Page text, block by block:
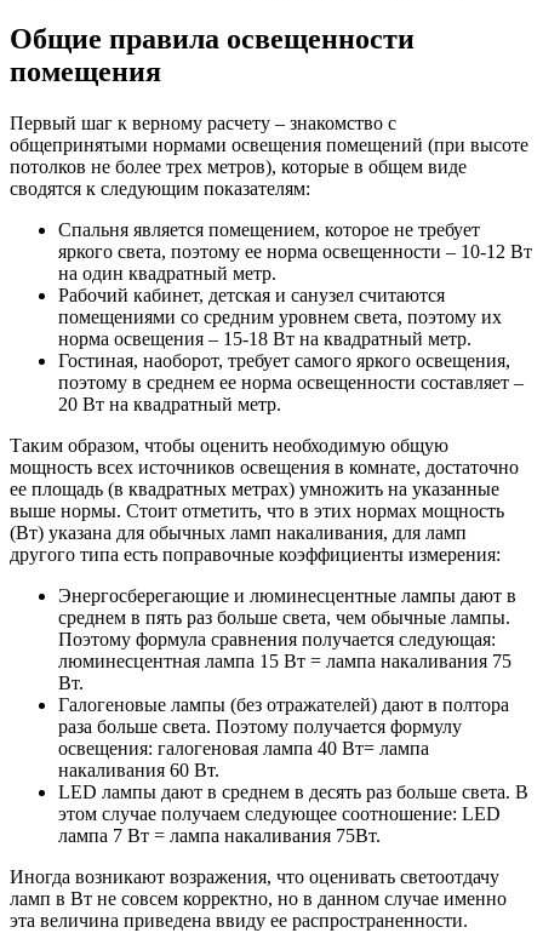
Общие правила освещенности
помещения
Первый шаг к верному расчету – знакомство с
общепринятыми нормами освещения помещений (при высоте
потолков не более трех метров), которые в общем виде
сводятся к следующим показателям:
Спальня является помещением, которое не требует
яркого света, поэтому ее норма освещенности – 10-12 Вт
на один квадратный метр.
Рабочий кабинет, детская и санузел считаются
помещениями со средним уровнем света, поэтому их
норма освещения – 15-18 Вт на квадратный метр.
Гостиная, наоборот, требует самого яркого освещения,
поэтому в среднем ее норма освещенности составляет –
20 Вт на квадратный метр.
Таким образом, чтобы оценить необходимую общую
мощность всех источников освещения в комнате, достаточно
ее площадь (в квадратных метрах) умножить на указанные
выше нормы. Стоит отметить, что в этих нормах мощность
(Вт) указана для обычных ламп накаливания, для ламп
другого типа есть поправочные коэффициенты измерения:
Энергосберегающие и люминесцентные лампы дают в
среднем в пять раз больше света, чем обычные лампы.
Поэтому формула сравнения получается следующая:
люминесцентная лампа 15 Вт = лампа накаливания 75
Вт.
Галогеновые лампы (без отражателей) дают в полтора
раза больше света. Поэтому получается формулу
освещения: галогеновая лампа 40 Вт= лампа
накаливания 60 Вт.
LED лампы дают в среднем в десять раз больше света. В
этом случае получаем следующее соотношение: LED
лампа 7 Вт = лампа накаливания 75Вт.
Иногда возникают возражения, что оценивать светоотдачу
ламп в Вт не совсем корректно, но в данном случае именно
эта величина приведена ввиду ее распространенности.